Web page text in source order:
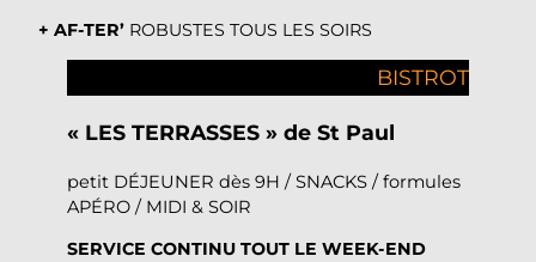
+ AF-TER’ ROBUSTES TOUS LES SOIRS
BISTROT
« LES TERRASSES » de St Paul
petit DÉJEUNER dès 9H / SNACKS / formules
APÉRO / MIDI & SOIR
SERVICE CONTINU TOUT LE WEEK-END